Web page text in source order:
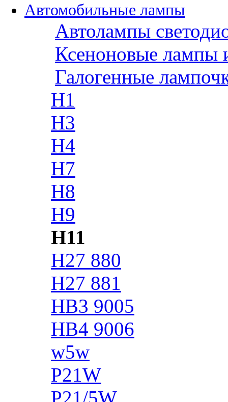
Автомобильные лампы
Автолампы
Ксеноновые лампы
Галогенные
H1
H3
H4
H7
H8
H9
H11
H27 880
H27 881
HB3 9005
HB4 9006
w5w
P21W
P21/5W